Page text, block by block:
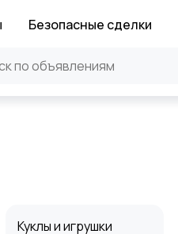
Безопасные сделки
Куклы и игрушки